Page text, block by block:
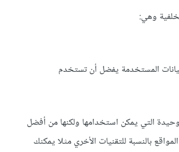
وهي:
المستخدمة يفضل أن تستخدم
التي يمكن استخدامها ولكنها من أفضل
بالنسبة للتقنيات الأخري مثلا يمكنك